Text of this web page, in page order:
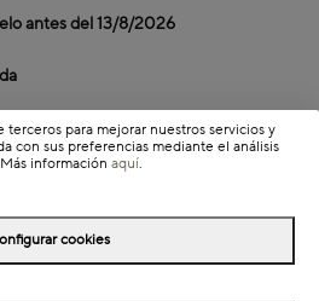
antes del13/8/2026
terceros para mejorar nuestros servicios y
con sus preferencias mediante el análisis
información aquí.
cookies